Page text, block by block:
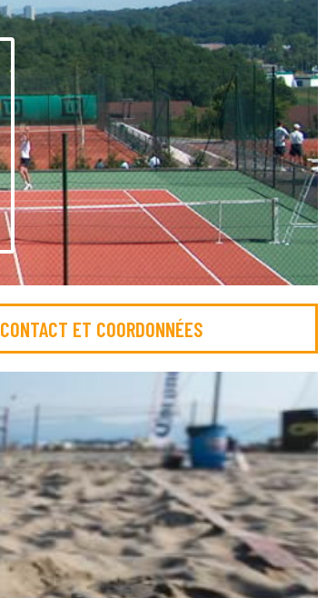
CONTACT ET COORDONNÉES